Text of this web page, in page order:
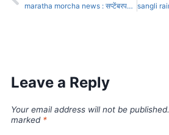
maratha morcha news : सप्टेंबरपयर्ंतच मराठा आंदोलकांवरील गुन्हे मागे घेणार
Leave a Reply
Your email address will not be published.
marked *